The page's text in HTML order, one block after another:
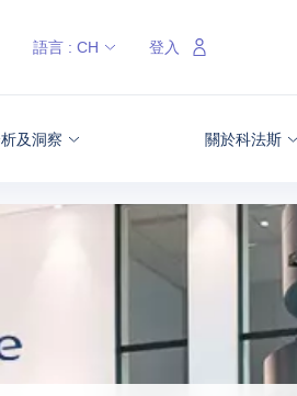
及洞察 關於科法斯
語言 : CH 登入